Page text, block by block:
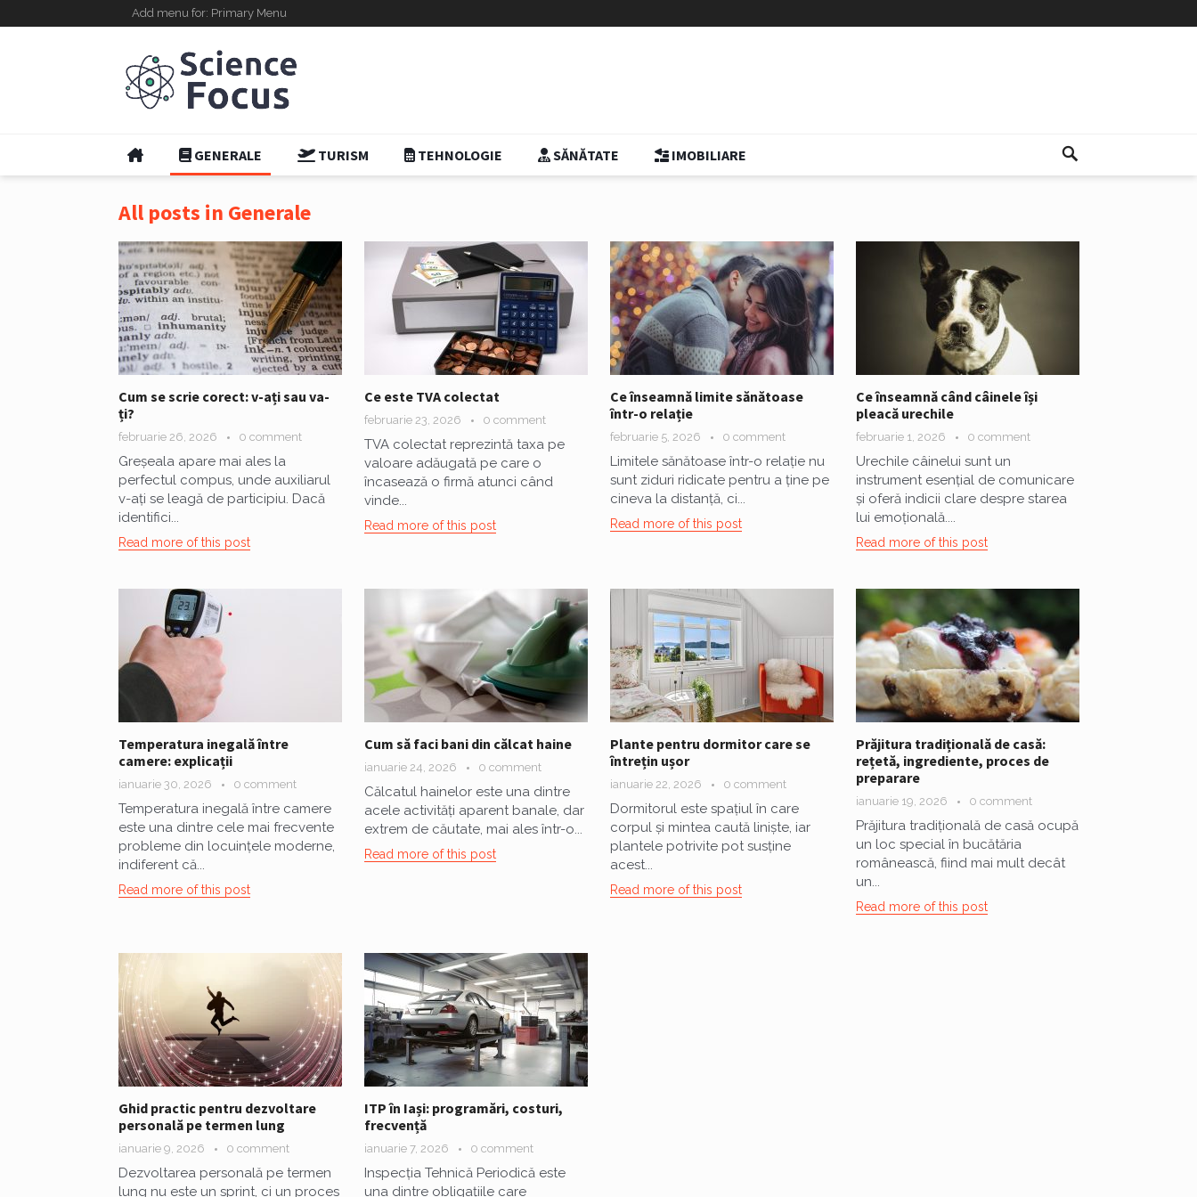
Add menu for: Primary Menu
GENERALE TURISM TEHNOLOGIE SĂNĂTATE IMOBILIARE
All posts in Generale
Cum se scrie corect: v-ați sau va-
ți?
februarie 26, 2026 0 comment
Greșeala apare mai ales la
perfectul compus, unde auxiliarul
v-ați se leagă de participiu. Dacă
identifici...
Read more of this post
Ce este TVA colectat
februarie 23, 2026 0 comment
TVA colectat reprezintă taxa pe
valoare adăugată pe care o
încasează o firmă atunci când
vinde...
Read more of this post
Ce înseamnă limite sănătoase
într-o relație
februarie 5, 2026 0 comment
Limitele sănătoase într-o relație nu
sunt ziduri ridicate pentru a ține pe
cineva la distanță, ci...
Read more of this post
Ce înseamnă când câinele își
pleacă urechile
februarie 1, 2026 0 comment
Urechile câinelui sunt un
instrument esențial de comunicare
și oferă indicii clare despre starea
lui emoțională....
Read more of this post
Temperatura inegală între
camere: explicații
ianuarie 30, 2026 0 comment
Temperatura inegală între camere
este una dintre cele mai frecvente
probleme din locuințele moderne,
indiferent că...
Read more of this post
Cum să faci bani din călcat haine
ianuarie 24, 2026 0 comment
Călcatul hainelor este una dintre
acele activități aparent banale, dar
extrem de căutate, mai ales într-o...
Read more of this post
Plante pentru dormitor care se
întrețin ușor
ianuarie 22, 2026 0 comment
Dormitorul este spațiul în care
corpul și mintea caută liniște, iar
plantele potrivite pot susține
acest...
Read more of this post
Prăjitura tradițională de casă:
rețetă, ingrediente, proces de
preparare
ianuarie 19, 2026 0 comment
Prăjitura tradițională de casă ocupă
un loc special în bucătăria
românească, fiind mai mult decât
un...
Read more of this post
Ghid practic pentru dezvoltare
personală pe termen lung
ianuarie 9, 2026 0 comment
Dezvoltarea personală pe termen
lung nu este un sprint, ci un proces
ITP în Iași: programări, costuri,
frecvență
ianuarie 7, 2026 0 comment
Inspecția Tehnică Periodică este
una dintre obligațiile care